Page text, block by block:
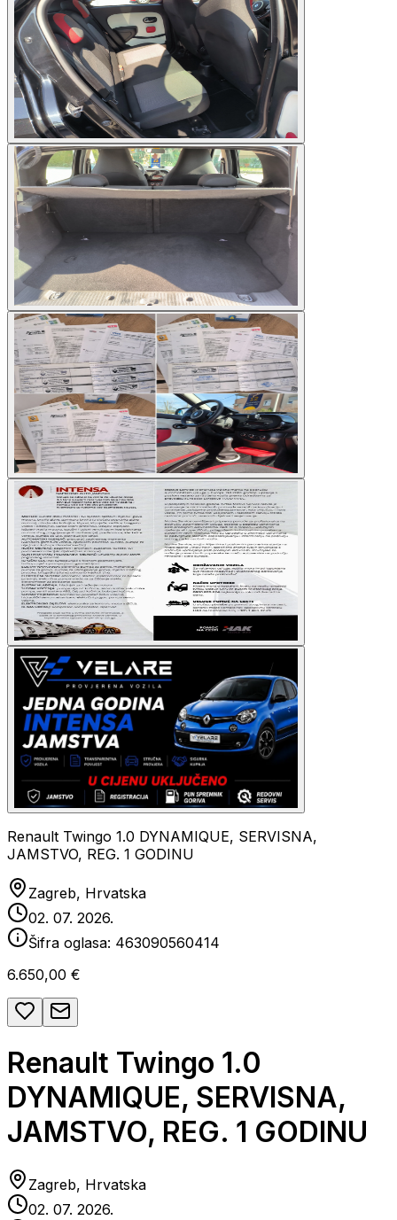
Renault Twingo 1.0 DYNAMIQUE, SERVISNA,
JAMSTVO, REG. 1 GODINU
Zagreb, Hrvatska
02. 07. 2026.
Šifra oglasa: 463090560414
6.650,00 €
Renault Twingo 1.0
DYNAMIQUE, SERVISNA,
JAMSTVO, REG. 1 GODINU
Zagreb, Hrvatska
02. 07. 2026.